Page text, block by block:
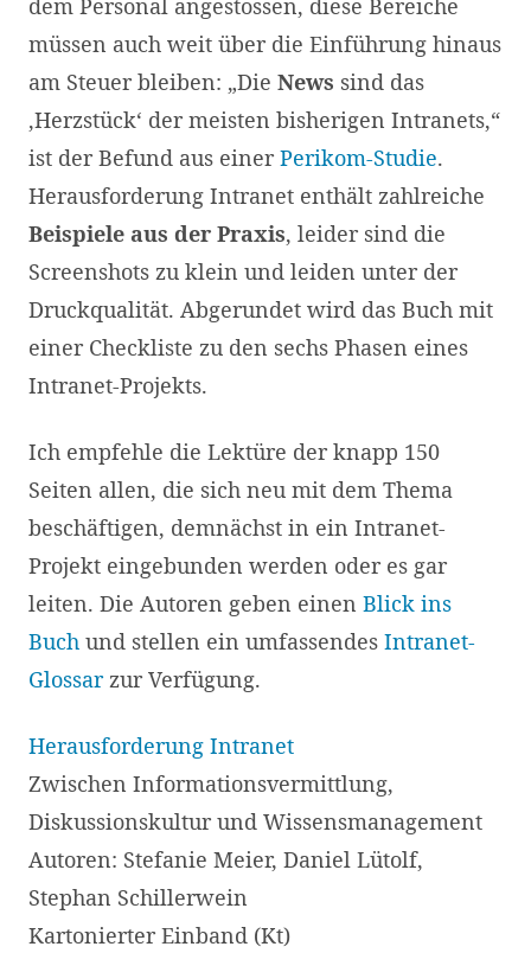
dem Personal angestossen, diese Bereiche
müssen auch weit über die Einführung hinaus
am Steuer bleiben: „Die News sind das
‚Herzstück‘ der meisten bisherigen Intranets,“
ist der Befund aus einer Perikom-Studie.
Herausforderung Intranet enthält zahlreiche
Beispiele aus der Praxis, leider sind die
Screenshots zu klein und leiden unter der
Druckqualität. Abgerundet wird das Buch mit
einer Checkliste zu den sechs Phasen eines
Intranet-Projekts.
Ich empfehle die Lektüre der knapp 150
Seiten allen, die sich neu mit dem Thema
beschäftigen, demnächst in ein Intranet-
Projekt eingebunden werden oder es gar
leiten. Die Autoren geben einen Blick ins
Buch und stellen ein umfassendes Intranet-
Glossarzur Verfügung.
Herausforderung Intranet
Zwischen Informationsvermittlung,
Diskussionskultur und Wissensmanagement
Autoren: Stefanie Meier, Daniel Lütolf,
Stephan Schillerwein
Kartonierter Einband (Kt)